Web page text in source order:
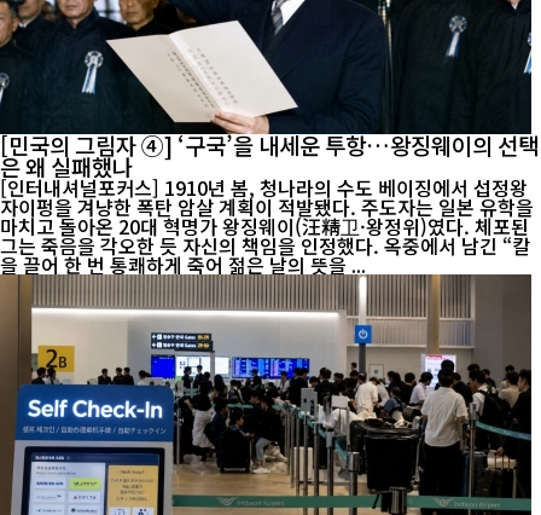
[민국의 그림자 ④] ‘구국’을 내세운 투항…왕징웨이의 선택
은 왜 실패했나
[인터내셔널포커스] 1910년 봄, 청나라의 수도 베이징에서 섭정왕
자이펑을 겨냥한 폭탄 암살 계획이 적발됐다. 주도자는 일본 유학을
마치고 돌아온 20대 혁명가 왕징웨이(汪精卫·왕정위)였다. 체포된
그는 죽음을 각오한 듯 자신의 책임을 인정했다. 옥중에서 남긴 “칼
을 끌어 한 번 통쾌하게 죽어 젊은 날의 뜻을 ...